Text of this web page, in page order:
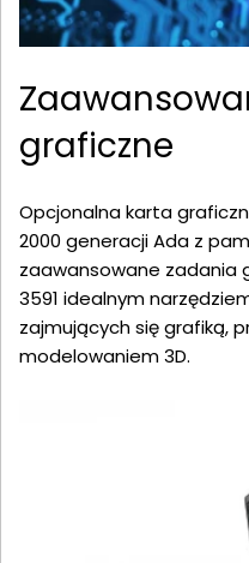
graficzne
Opcjonalna karta
2000 generacji Ada z
zaawansowane zadania
3591 idealnym
zajmujących się grafiką,
modelowaniem 3D.